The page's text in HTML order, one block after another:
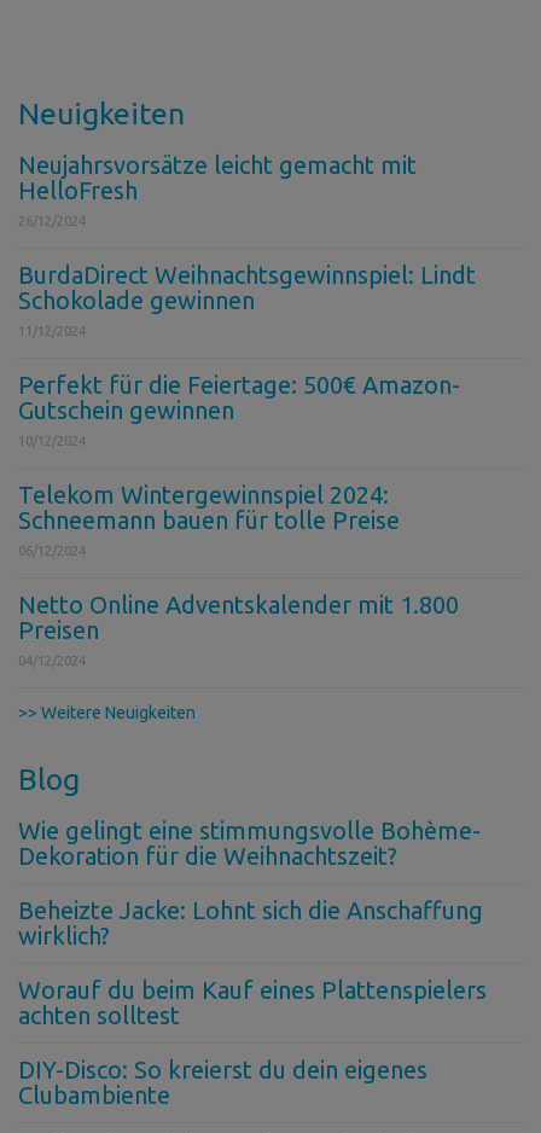
Neuigkeiten
Neujahrsvorsätze leicht gemacht mit
HelloFresh
26/12/2024
BurdaDirect Weihnachtsgewinnspiel: Lindt
Schokolade gewinnen
11/12/2024
Perfekt für die Feiertage: 500€ Amazon-
Gutschein gewinnen
10/12/2024
Telekom Wintergewinnspiel 2024:
Schneemann bauen für tolle Preise
06/12/2024
Netto Online Adventskalender mit 1.800
Preisen
04/12/2024
>> Weitere Neuigkeiten
Blog
Wie gelingt eine stimmungsvolle Bohème-
Dekoration für die Weihnachtszeit?
Beheizte Jacke: Lohnt sich die Anschaffung
wirklich?
Worauf du beim Kauf eines Plattenspielers
achten solltest
DIY-Disco: So kreierst du dein eigenes
Clubambiente